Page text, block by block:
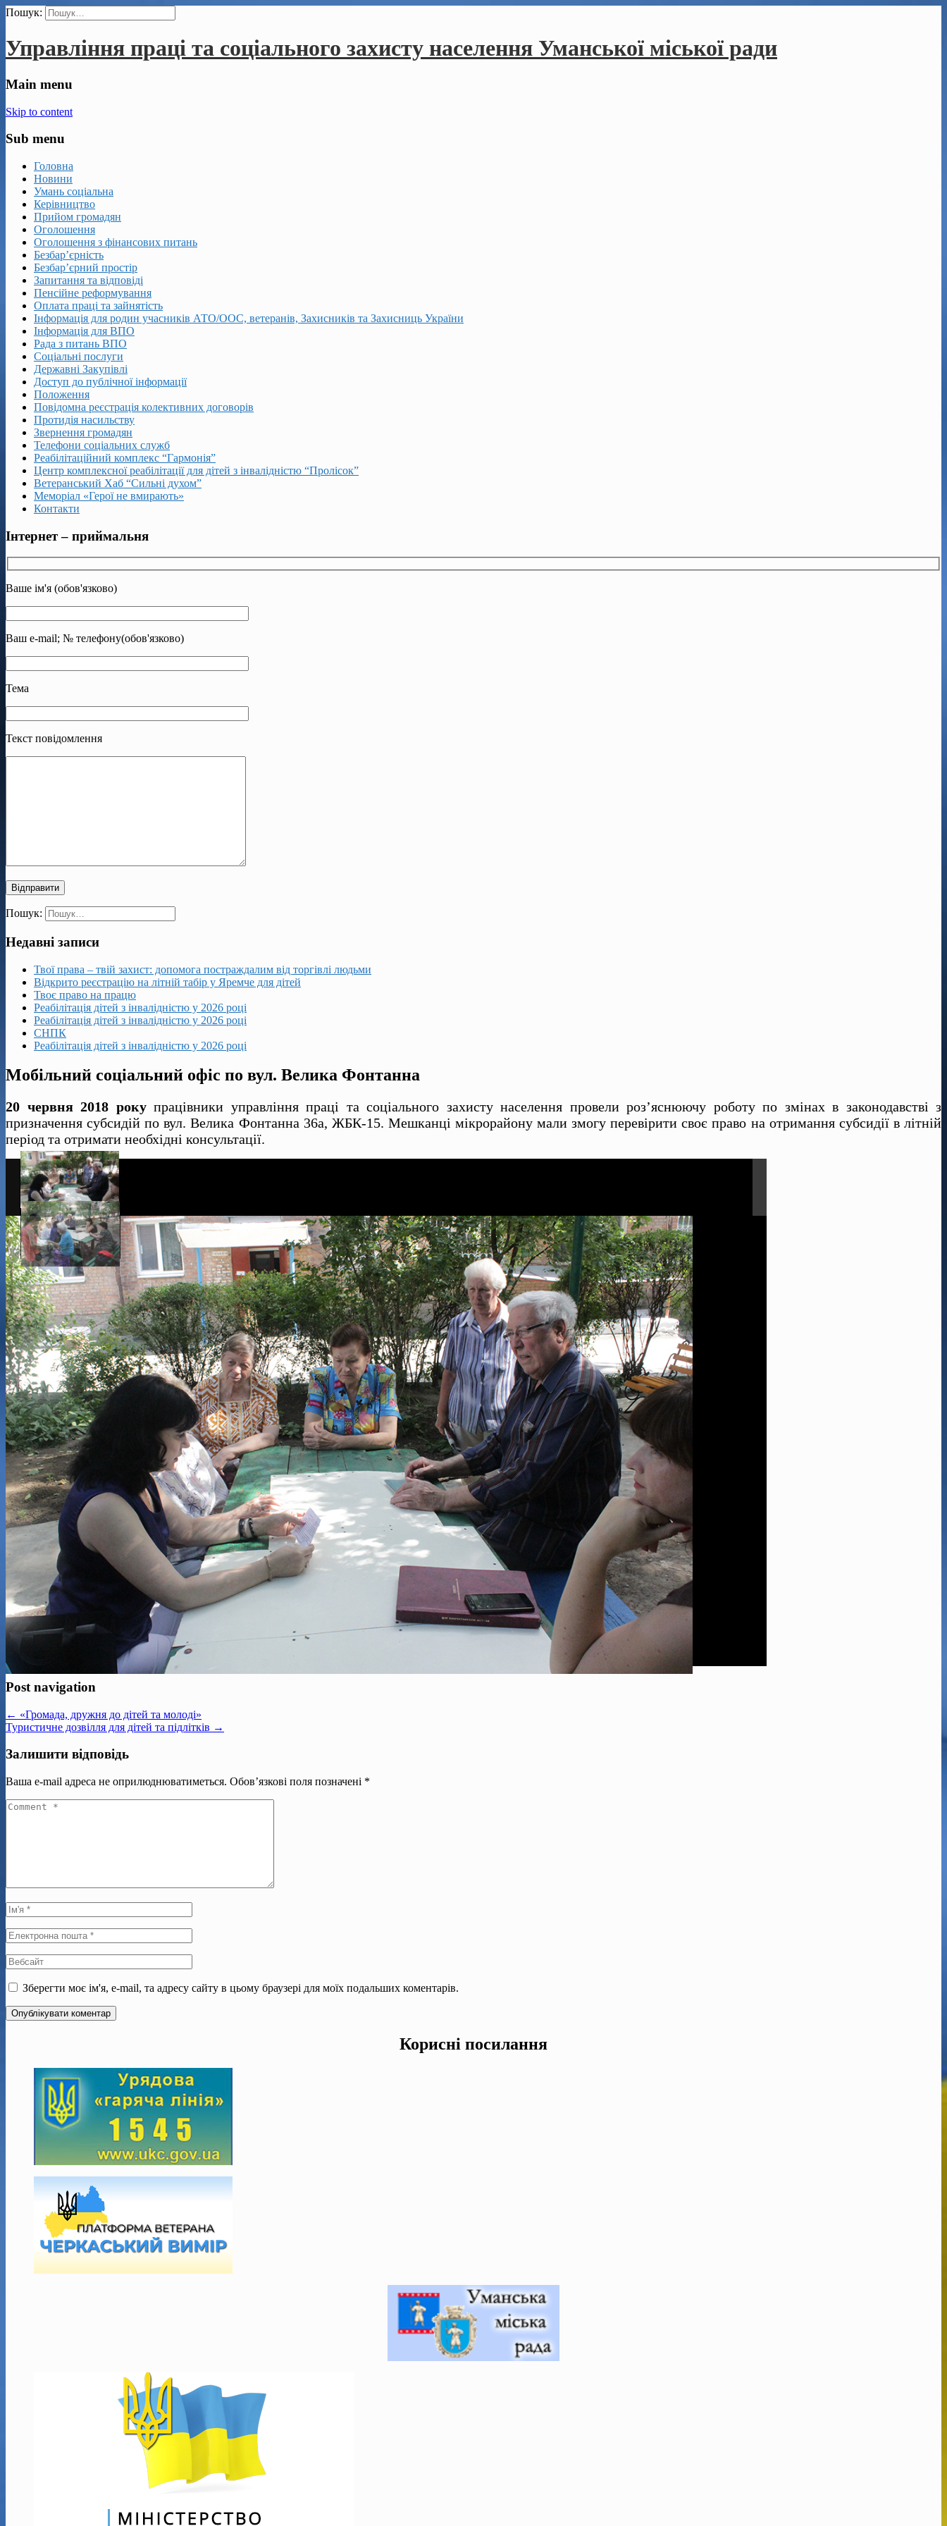
Пошук:
Управління праці та соціального захисту населення Уманської міської ради
Main menu
Skip to content
Sub menu
Головна
Новини
Умань соціальна
Керівництво
Прийом громадян
Оголошення
Оголошення з фінансових питань
Безбар’єрність
Безбар’єрний простір
Запитання та відповіді
Пенсійне реформування
Оплата праці та зайнятість
Інформація для родин учасників АТО/ООС, ветеранів, Захисників та Захисниць України
Інформація для ВПО
Рада з питань ВПО
Соціальні послуги
Державні Закупівлі
Доступ до публічної інформації
Положення
Повідомна реєстрація колективних договорів
Протидія насильству
Звернення громадян
Телефони соціальних служб
Реабілітаційний комплекс “Гармонія”
Центр комплексної реабілітації для дітей з інвалідністю “Пролісок”
Ветеранський Хаб “Сильні духом”
Меморіал «Герої не вмирають»
Контакти
Інтернет – приймальня
Ваше ім'я (обов'язково)
Ваш e-mail; № телефону(обов'язково)
Тема
Текст повідомлення
Пошук:
Недавні записи
Твої права – твій захист: допомога постраждалим від торгівлі людьми
Відкрито реєстрацію на літній табір у Яремче для дітей
Твоє право на працю
Реабілітація дітей з інвалідністю у 2026 році
Реабілітація дітей з інвалідністю у 2026 році
СНПК
Реабілітація дітей з інвалідністю у 2026 році
Мобільний соціальний офіс по вул. Велика Фонтанна
20 червня 2018 рокупрацівники управління праці та соціального захисту населення провели роз’яснюючу роботу по змінах в законодавстві з
призначення субсидій по вул. Велика Фонтанна 36а, ЖБК-15. Мешканці мікрорайону мали змогу перевірити своє право на отримання субсидії в літній
період та отримати необхідні консультації.
Post navigation
← «Громада, дружня до дітей та молоді»
Туристичне дозвілля для дітей та підлітків →
Залишити відповідь
Ваша e-mail адреса не оприлюднюватиметься. Обов’язкові поля позначені *
Зберегти моє ім'я, e-mail, та адресу сайту в цьому браузері для моїх подальших коментарів.
Корисні посилання